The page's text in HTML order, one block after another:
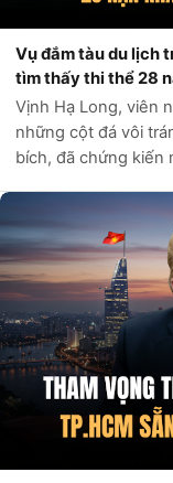
Vụ đắm tàu du lịch
tìm thấy thi thể 28
Vịnh Hạ Long, viên
những cột đá vôi
bích, đã chứng kiến
hiệu QN-7105, chở